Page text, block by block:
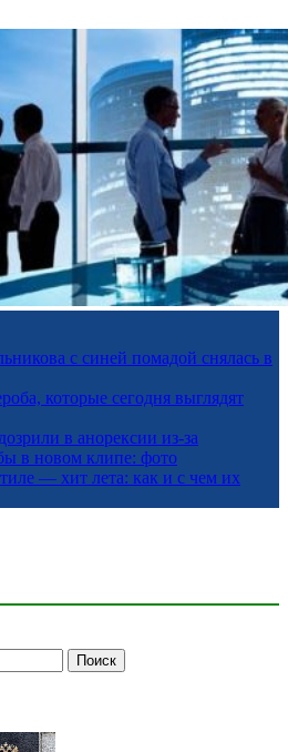
с синей помадой снялась в
которые сегодня выглядят
в анорексии из-за
в новом клипе: фото
— хит лета: как и с чем их